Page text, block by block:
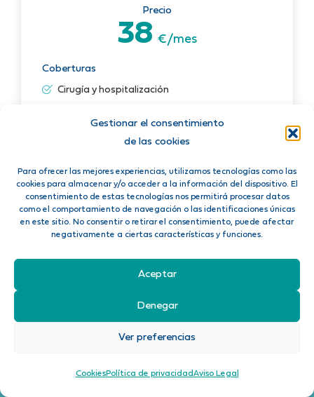
Gestionar el consentimiento
de las cookies
Para ofrecer las mejores experiencias, utilizamos tecnologías como las
cookies para almacenar y/o acceder a la información del dispositivo. El
consentimiento de estas tecnologías nos permitirá procesar datos
como el comportamiento de navegación o las identificaciones únicas
en este sitio. No consentir o retirar el consentimiento, puede afectar
negativamente a ciertas características y funciones.
Aceptar
Denegar
Ver preferencias
CookiesPolítica de privacidad Aviso Legal
Precio
38 €/mes
Coberturas
Cirugía y hospitalización
Psicología, podología y fisioterapia
CONTRATAR
Con Reembolso
8.8 /10
Llamar Whatsapp